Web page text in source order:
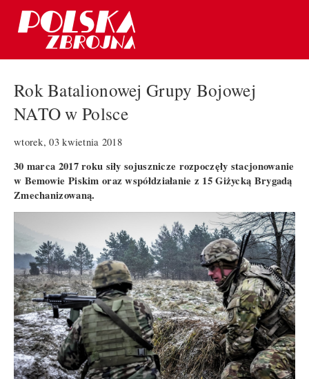
Rok Batalionowej Grupy Bojowej
NATO w Polsce
wtorek, 03 kwietnia 2018
30 marca 2017 roku siły sojusznicze rozpoczęły stacjonowanie
w Bemowie Piskim oraz współdziałanie z 15 Giżycką Brygadą
Zmechanizowaną.